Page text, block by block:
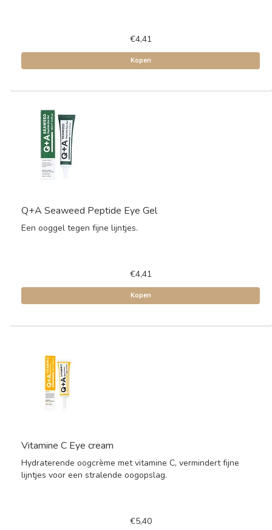
€4,41
Kopen
Q+A Seaweed Peptide Eye Gel
Een ooggel tegen fijne lijntjes.
€4,41
Kopen
Vitamine C Eye cream
Hydraterende oogcrème met vitamine C, vermindert fijne
lijntjes voor een stralende oogopslag.
€5,40